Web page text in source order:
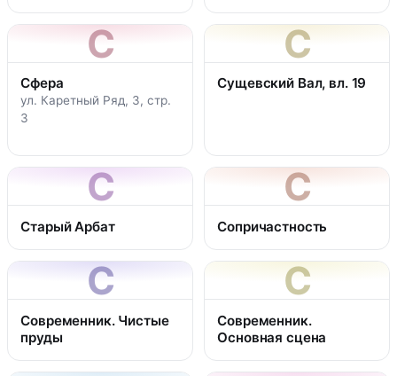
С
Сфера
ул. Каретный Ряд, 3, стр.
3
С
Сущевский Вал, вл. 19
С
Старый Арбат
С
Сопричастность
С
Современник. Чистые
пруды
С
Современник.
Основная сцена